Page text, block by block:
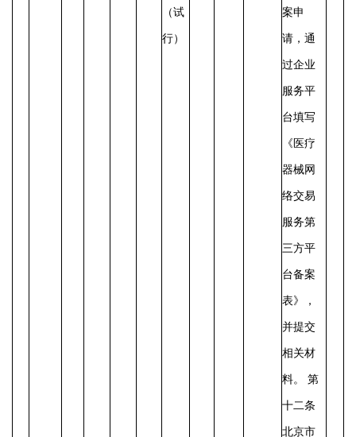
（试
行）
案申
请，通
过企业
服务平
台填写
《医疗
器械网
络交易
服务第
三方平
台备案
表》，
并提交
相关材
料。 第
十二条
北京市